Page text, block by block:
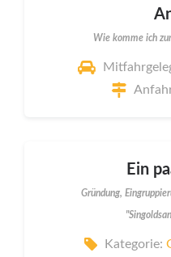
Wie komme ich
Ein
Gründung,
Kategorie: